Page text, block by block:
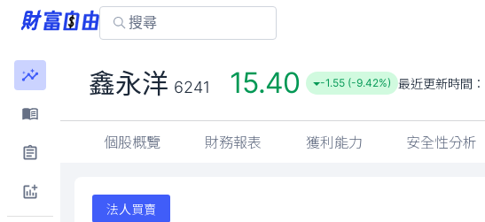
鑫永洋 6241 15.40 -1.55 (-9.42%) 最近更新時間：
個股概覽 財務報表 獲利能力 安全性分析
法人買賣